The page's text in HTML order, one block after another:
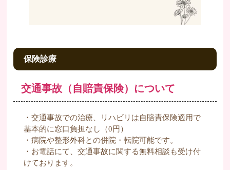
保険診療
交通事故（自賠責保険）について
・交通事故での治療、リハビリは自賠責保険適用で
基本的に窓口負担なし（0円）
・病院や整形外科との併院・転院可能です。
・お電話にて、交通事故に関する無料相談も受け付
けております。